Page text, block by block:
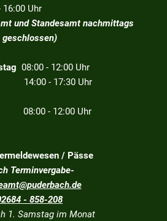
Uhr
und Standesamt nachmittags
geschlossen)
08:00 - 12:00 Uhr
- 17:30 Uhr
08:00 - 12:00 Uhr
/ Pässe
Terminvergabe-
- 858-208
1. Samstag im Monat